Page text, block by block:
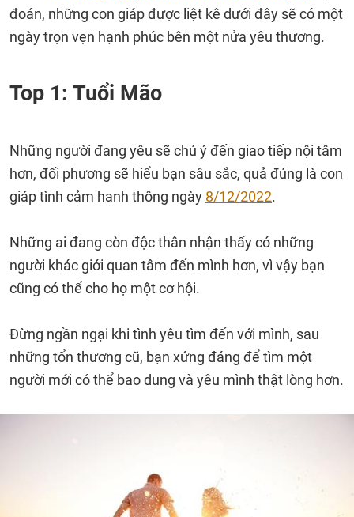
đoán, những con giáp được liệt kê dưới đây sẽ có một
ngày trọn vẹn hạnh phúc bên một nửa yêu thương.
Top 1: Tuổi Mão
Những người đang yêu sẽ chú ý đến giao tiếp nội tâm
hơn, đối phương sẽ hiểu bạn sâu sắc, quả đúng là con
giáp tình cảm hanh thông ngày 8/12/2022.
Những ai đang còn độc thân nhận thấy có những
người khác giới quan tâm đến mình hơn, vì vậy bạn
cũng có thể cho họ một cơ hội.
Đừng ngần ngại khi tình yêu tìm đến với mình, sau
những tổn thương cũ, bạn xứng đáng để tìm một
người mới có thể bao dung và yêu mình thật lòng hơn.